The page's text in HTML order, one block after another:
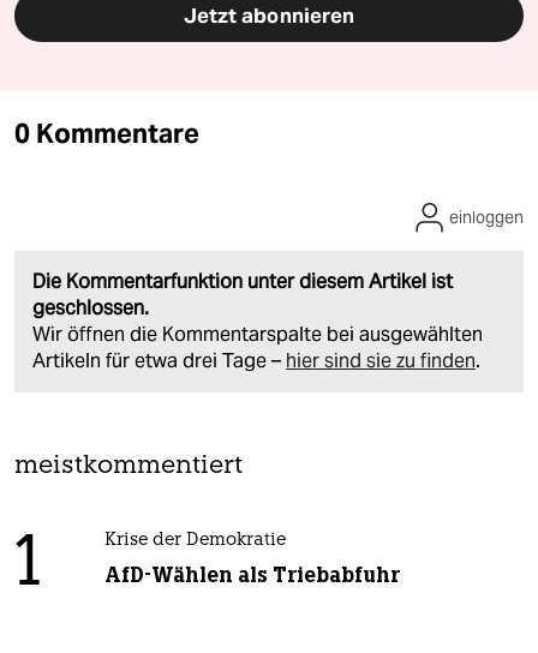
Jetzt abonnieren
0 Kommentare
Die Kommentarfunktion unter diesem Artikel ist
geschlossen.
Wir öffnen die Kommentarspalte bei ausgewählten
Artikeln für etwa drei Tage – hier sind sie zu finden.
einloggen
meistkommentiert
1 Krise der Demokratie
AfD-Wählen als Triebabfuhr